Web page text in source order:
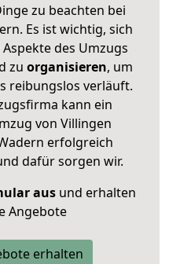
zu beachten bei
Es ist wichtig, sich
des Umzugs
zu organisieren, um
reibungslos verläuft.
kann ein
von Villingen
erfolgreich
dafür sorgen wir.
ausund erhalten
Angebote
erhalten